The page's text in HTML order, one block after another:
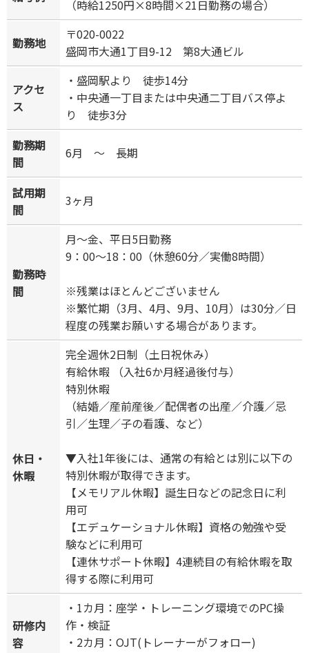
（時給1250円×8時間×21日勤務の場合）
勤務地
〒020-0022
盛岡市大通1丁目9-12 第8大通ビル
アクセ
ス
・盛岡駅より 徒歩14分
・中央通一丁目または中央通二丁目バス停よ
り 徒歩3分
勤務期
間
6月 ～ 長期
試用期
間
3ヶ月
勤務時
間
月～金、平日5日勤務
9：00～18：00（休憩60分／実働8時間）
※残業はほとんどございません
※繁忙期（3月、4月、9月、10月）は30分／日
程度の残業お願いする場合があります。
休日・
休暇
完全週休2日制（土日祝休み）
有給休暇 （入社6か月経過後付与）
特別休暇
（結婚／産前産後／配偶者の出産／介護／忌
引／生理／子の看護、など）
▼入社1年後には、通常の有給とは別に以下の
特別休暇が取得できます。
【メモリアル休暇】誕生日などの記念日に利
用可
【エデュケーショナル休暇】資格の勉強や受
験などに利用可
【連休サポート休暇】4連続目の有給休暇を取
得する際に利用可
研修内
容
・1カ月：座学・トレーニング環境でのPC操
作・検証
・2カ月：OJT(トレーナーがフォロー)